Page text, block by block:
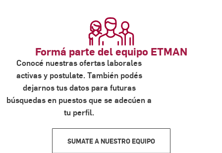
Formá parte del equipo ETMAN
Conocé nuestras ofertas laborales
activas y postulate. También podés
dejarnos tus datos para futuras
búsquedas en puestos que se adecúen a
tu perfil.
SUMATE A NUESTRO EQUIPO